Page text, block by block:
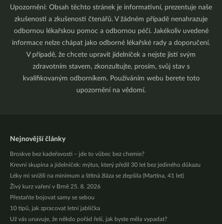
Upozornění: Obsah těchto stránek je informativní, prezentuje naše
zkušenosti a zkušenosti čtenářů. V žádném případě nenahrazuje
odbornou lékařskou pomoc a odbornou péči. Jakékoliv uvedené
informace nelze chápat jako odborné lékařské rady a doporučení.
V případě, že chcete upravit jídelníček a nejste jistí svým
zdravotním stavem, zkonzultujte, prosím, svůj stav s
kvalifikovaným odborníkem. Používáním webu berete toto
upozornění na vědomí.
Nejnovější články
Broskve bez kadeřavosti – jde to vůbec bez chemie?
Krevní skupina a jídelníček: mýtus, který přežil 30 let bez jediného důkazu
Léky mi snížili na minimum a štítná žláza se zlepšila (Martina, 41 let)
Živý kurz vaření v Brně 25. 8. 2026
Přestaňte bojovat samy se sebou
10 tipů, jak zpracovat letní jablíčka
Už vás unavuje, že někdo pořád řeší, jak byste měla vypadat?